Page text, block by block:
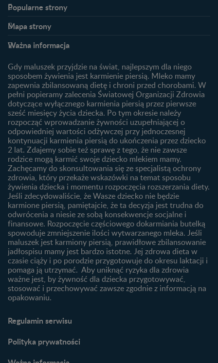
Popularne strony​
Kontakt
FAQ
Produkty
Wyszukiwarka produktów
Nasze marki
Mapa strony​
Plamienie implantacyjne –
Jak zaplanować płeć
dziecka?
Jak rozpoznać dni płodne?
Badania przed ciążą
Planowanie urlopu
macierzyńskiego
1. trymestr ciąży
2. trymestr ciąży
3. trymestr ciąży
Rozwój dziecka
Kalendarz rozwoju dziecka
Skoki rozwojowe
Ząbkowanie u niemowląt
Żywienie dziecka
10 sposobów jak poprawić
laktację
Jakie mleko następne
wybrać dla dziecka?
Jak rozszerzać dietę
niemowlaka?
Przydatne materiały dla
rodziców
Poradniki dla rodziców
Karty do zdjęć dla
Maluszka
Materiały do pobrania
Narzędzia dla rodziców
praktyczne wskazówki
Ważna informacja
Gdy maluszek przyjdzie na świat, najlepszym dla niego
sposobem żywienia jest karmienie piersią. Mleko mamy
zapewnia zbilansowaną dietę i chroni przed chorobami. W
pełni popieramy zalecenia Światowej Organizacji Zdrowia
dotyczące wyłącznego karmienia piersią przez pierwsze
sześć miesięcy życia dziecka. Po tym okresie należy
rozpocząć wprowadzanie żywności uzupełniającej o
odpowiedniej wartości odżywczej przy jednoczesnej
kontynuacji karmienia piersią do ukończenia przez dziecko
2 lat. Zdajemy sobie też sprawę z tego, że nie zawsze
rodzice mogą karmić swoje dziecko mlekiem mamy.
Zachęcamy do skonsultowania się ze specjalistą ochrony
zdrowia, który przekaże wskazówki na temat sposobu
żywienia dziecka i momentu rozpoczęcia rozszerzania diety.
Jeśli zdecydowaliście, że Wasze dziecko nie będzie
karmione piersią, pamiętajcie, że ta decyzja jest trudna do
odwrócenia a niesie ze sobą konsekwencje socjalne i
finansowe. Rozpoczęcie częściowego dokarmiania butelką
spowoduje zmniejszenie ilości wytwarzanego mleka. Jeśli
maluszek jest karmiony piersią, prawidłowe zbilansowanie
jadłospisu mamy jest bardzo istotne. Jej zdrowa dieta w
czasie ciąży i po porodzie przygotowuje do okresu laktacji i
pomaga ją utrzymać. Aby uniknąć ryzyka dla zdrowia
ważne jest, by żywność dla dziecka przygotowywać,
stosować i przechowywać zawsze zgodnie z informacją na
opakowaniu.
Regulamin serwisu
Polityka prywatności